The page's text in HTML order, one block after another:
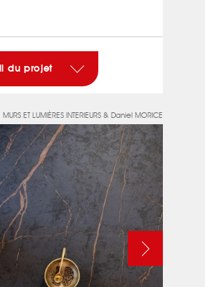
du projet
MURS ET LUMIÈRES INTERIEURS & Daniel MORICE